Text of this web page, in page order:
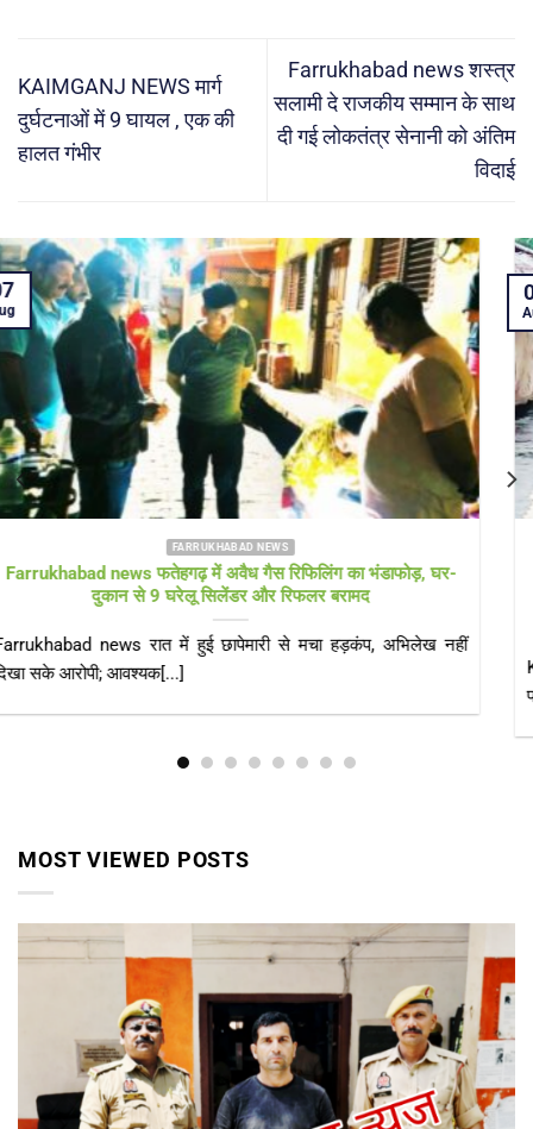
KAIMGANJ NEWS मार्ग
दुर्घटनाओं में 9 घायल , एक की
हालत गंभीर
Farrukhabad news शस्त्र
सलामी दे राजकीय सम्मान के साथ
दी गई लोकतंत्र सेनानी को अंतिम
विदाई
FARRUKHABAD NEWS KAIMGANJ NEWS
KAIMGANJ NEWS प्रधानमंत्री आवास योजना पर उठे सवाल! कच्चे
टीनशेड में गुजर रही जिंदगी, कई बार गुहार के बाद भी नहीं मिला गरीबों को
पक्का आशियाना
KAIMGANJ NEWS कायमगंज, फर्रुखाबाद। केंद्र सरकार की महत्वाकांक्षी
05
Aug
MOST VIEWED POSTS